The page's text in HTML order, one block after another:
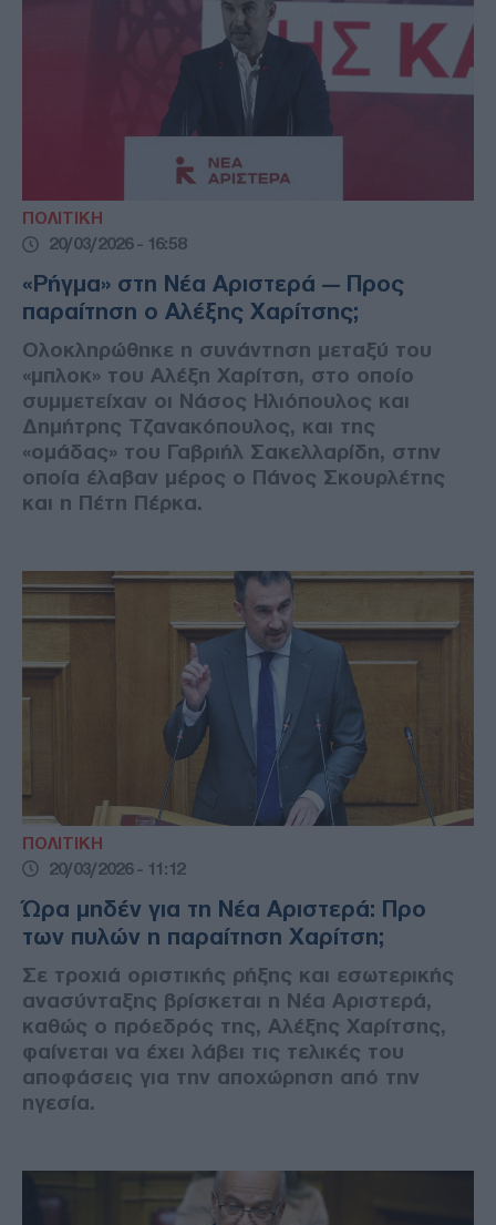
ΠΟΛΙΤΙΚΗ
20/03/2026 - 16:58
«Ρήγμα» στη Νέα Αριστερά — Προς
παραίτηση ο Αλέξης Χαρίτσης;
Ολοκληρώθηκε η συνάντηση μεταξύ του
«μπλοκ» του Αλέξη Χαρίτση, στο οποίο
συμμετείχαν οι Νάσος Ηλιόπουλος και
Δημήτρης Τζανακόπουλος, και της
«ομάδας» του Γαβριήλ Σακελλαρίδη, στην
οποία έλαβαν μέρος ο Πάνος Σκουρλέτης
και η Πέτη Πέρκα.
ΠΟΛΙΤΙΚΗ
20/03/2026 - 11:12
Ώρα μηδέν για τη Νέα Αριστερά: Προ
των πυλών η παραίτηση Χαρίτση;
Σε τροχιά οριστικής ρήξης και εσωτερικής
ανασύνταξης βρίσκεται η Νέα Αριστερά,
καθώς ο πρόεδρός της, Αλέξης Χαρίτσης,
φαίνεται να έχει λάβει τις τελικές του
αποφάσεις για την αποχώρηση από την
ηγεσία.